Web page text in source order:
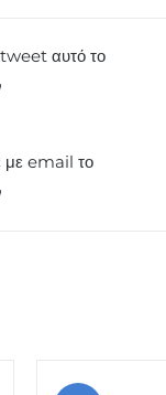
αυτό το
με email το